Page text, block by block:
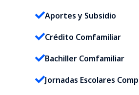
Aportes y Subsidio
Crédito Comfamiliar
Bachiller Comfamiliar
Jornadas Escolares